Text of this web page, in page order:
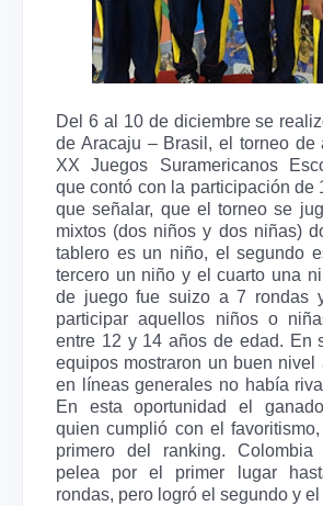
Del 6 al 10 de diciembre se
de Aracaju – Brasil, el torneo de
XX Juegos Suramericanos
que contó con la participación de
que señalar, que el torneo se
mixtos (dos niños y dos niñas)
tablero es un niño, el segundo
tercero un niño y el cuarto una
de juego fue suizo a 7 rondas
participar aquellos niños o
entre 12 y 14 años de edad. En
equipos mostraron un buen nivel
en líneas generales no había
En esta oportunidad el
quien cumplió con el
primero del ranking.
pelea por el primer lugar
rondas, pero logró el segundo y